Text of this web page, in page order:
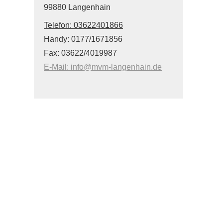
99880 Langenhain
Telefon: 03622401866
Handy: 0177/1671856
Fax: 03622/4019987
E-Mail: info@mvm-langenhain.de